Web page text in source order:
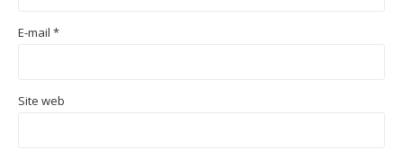
E-mail *
Site web